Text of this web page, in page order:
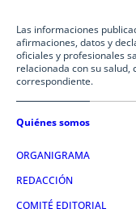
Las informaciones
afirmaciones, datos y
oficiales y profesionales
relacionada con su
correspondiente.
Quiénes somos
ORGANIGRAMA
REDACCIÓN
COMITÉ EDITORIAL